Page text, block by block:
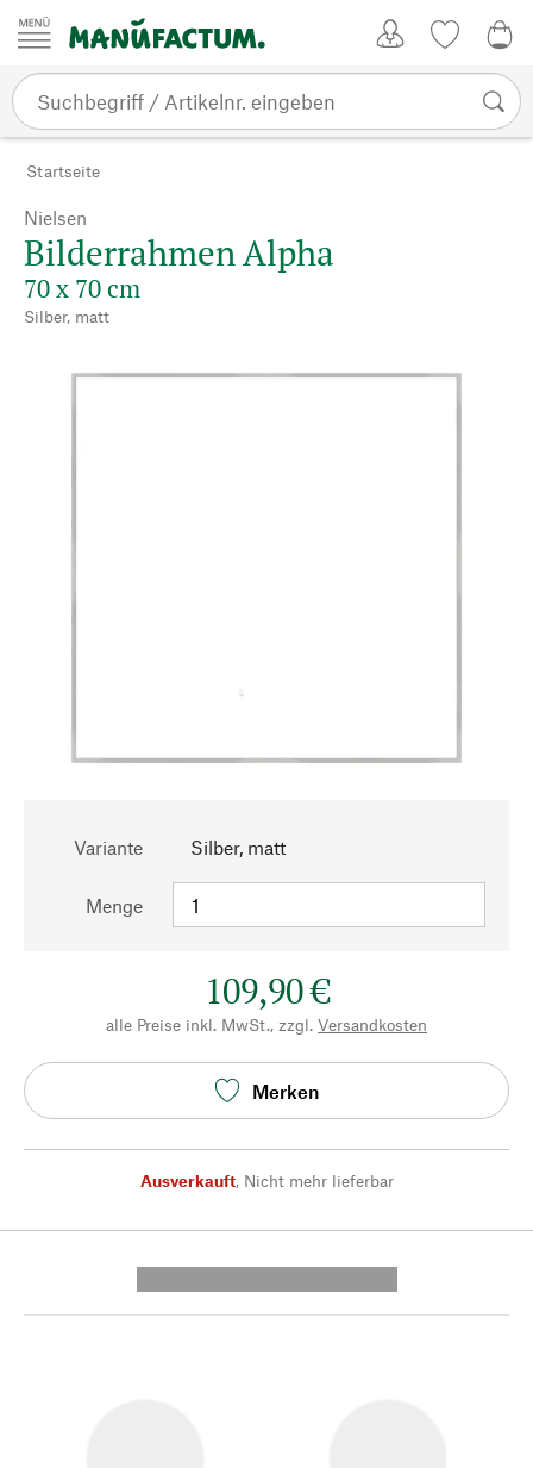
Zum Inhalt springen
Startseite
Nielsen
Bilderrahmen Alpha
70 x 70 cm
Silber, matt
Variante Silber, matt
Menge
109,90 €
alle Preise inkl. MwSt., zzgl. Versandkosten
Merken
Ausverkauft, Nicht mehr lieferbar